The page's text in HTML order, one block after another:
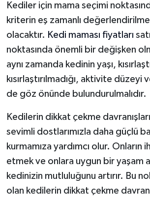
Kediler için mama seçimi
kriterin eş zamanlı
olacaktır. Kedi maması fiyatları
noktasında önemli bir değişken
aynı zamanda kedinin yaşı,
kısırlaştırılmadığı, aktivite düzeyi
de göz önünde bulundurulmalıdır.
Kedilerin dikkat çekme
sevimli dostlarımızla daha güçlü
kurmamıza yardımcı olur. Onların
etmek ve onlara uygun bir yaşam
kedinizin mutluluğunu artırır. Bu
olan kedilerin dikkat çekme